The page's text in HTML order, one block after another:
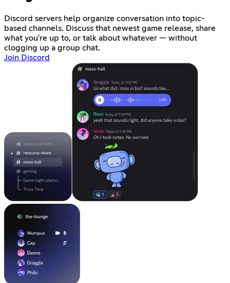
Discord servers help organize conversation into topic-
based channels. Discuss that newest game release, share
what you're up to, or talk about whatever — without
clogging up a group chat.
Join Discord